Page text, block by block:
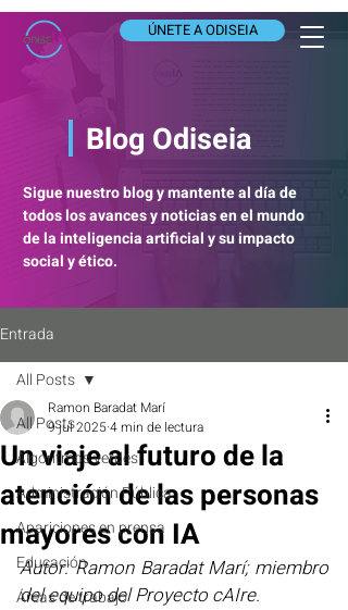
ÚNETE A ODISEIA
Blog Odiseia
Sigue nuestro blog y mantente al día de
todos los avances y noticias en el mundo
de la inteligencia artificial y su impacto
social y ético.
Entrada
All Posts
Algoritmos verdes
Administración Pública
Apariciones en prensa
Educación
Áreas de trabajo
All Posts
Un viaje al futuro de la
atención de las personas
mayores con IA
Ramon Baradat Marí
9 jul 20254 min de lectura
Autor: Ramon Baradat Marí; miembro
del equipo del Proyecto cAIre.